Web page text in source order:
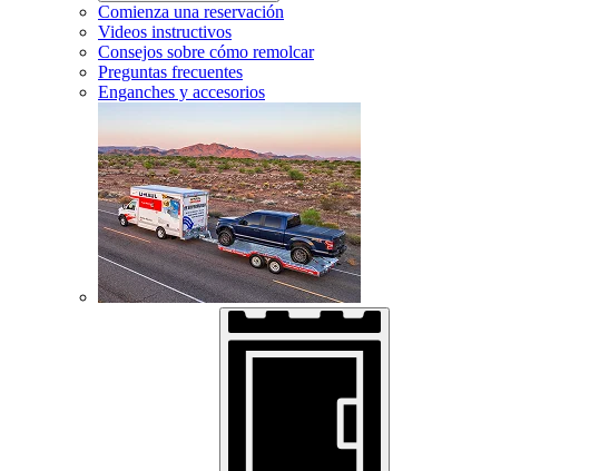
Comienza una reservación
Videos instructivos
Consejos sobre cómo remolcar
Preguntas frecuentes
Enganches y accesorios